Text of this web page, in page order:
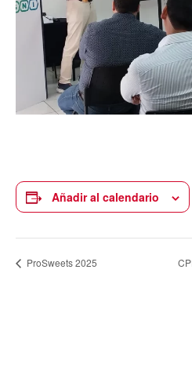
Añadir al calendario
ProSweets 2025